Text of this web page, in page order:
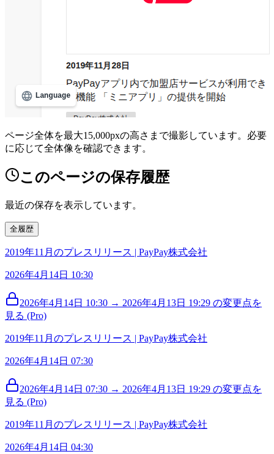
ページ全体を最大15,000pxの高さまで撮影しています。必要
に応じて全体像を確認できます。
このページの保存履歴
最近の保存を表示しています。
全履歴
2019年11月のプレスリリース | PayPay株式会社
2026年4月14日 10:30
2026年4月14日 10:30 → 2026年4月13日 19:29 の変更点を
見る (Pro)
2019年11月のプレスリリース | PayPay株式会社
2026年4月14日 07:30
2026年4月14日 07:30 → 2026年4月13日 19:29 の変更点を
見る (Pro)
2019年11月のプレスリリース | PayPay株式会社
2026年4月14日 04:30